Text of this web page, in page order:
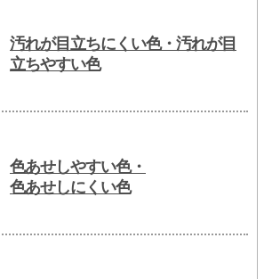
汚れが目立ちにくい色・汚れが目
立ちやすい色
色あせしやすい色・
色あせしにくい色